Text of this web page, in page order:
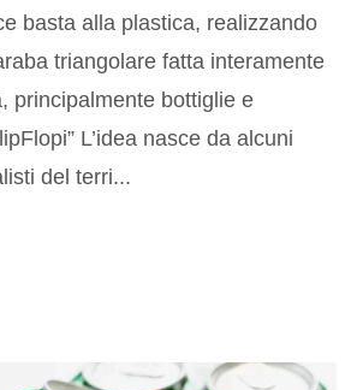
basta alla plastica, realizzando
triangolare fatta interamente
principalmente bottiglie e
L’idea nasce da alcuni
del terri...